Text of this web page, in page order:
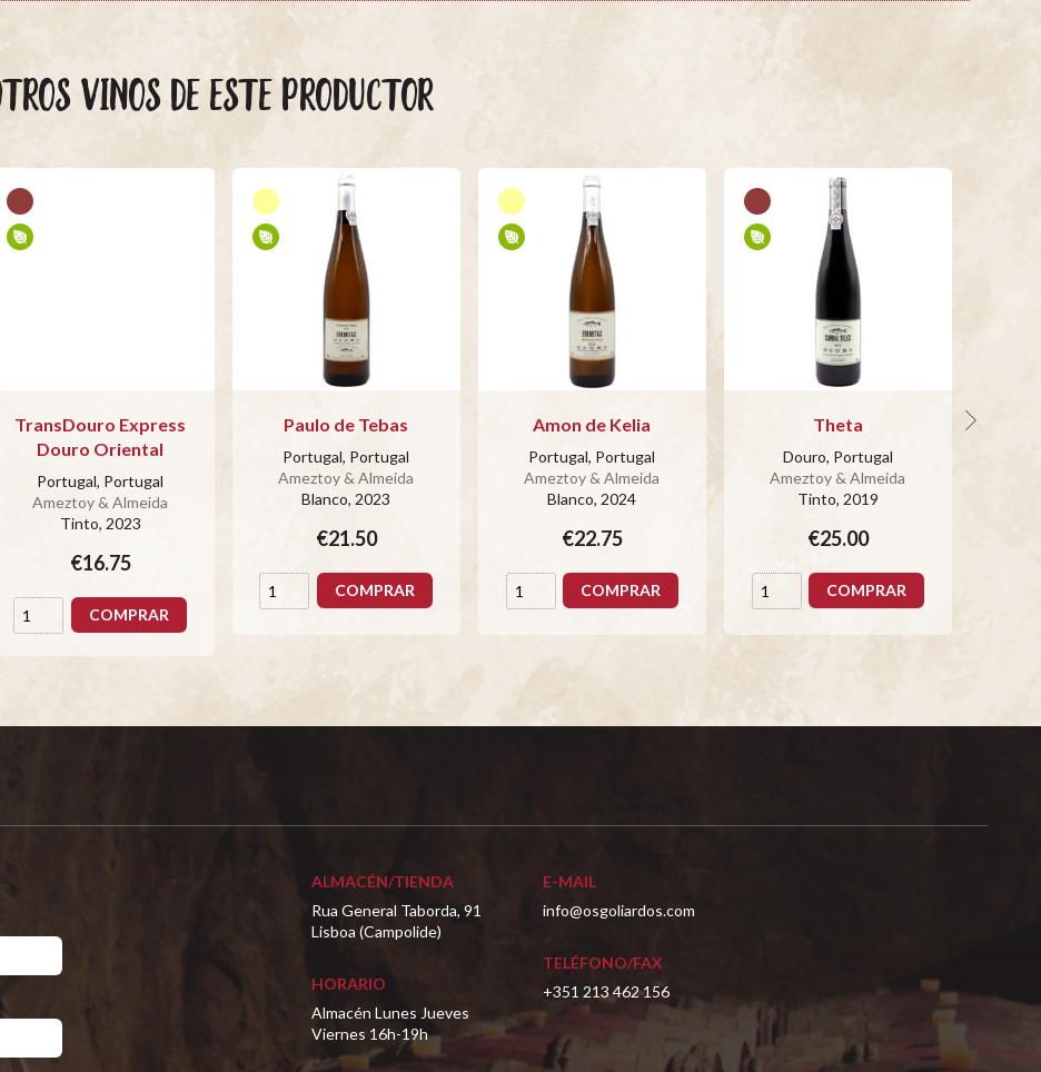
VINOS DE ESTE PRODUCTOR
TransDouro Express
Douro Oriental
Portugal, Portugal
Ameztoy & Almeida
Tinto, 2023
€16.75
COMPRAR
Paulo de Tebas
Portugal, Portugal
Ameztoy & Almeida
Blanco, 2023
€21.50
COMPRAR
Amon de Kelia
Portugal, Portugal
Ameztoy & Almeida
Blanco, 2024
€22.75
COMPRAR
Theta
Douro, Portugal
Ameztoy & Almeida
Tinto, 2019
€25.00
COMPRAR
ALMACÉN/TIENDA
Rua General Taborda, 91
Lisboa (Campolide)
HORARIO
Almacén Lunes Jueves
Viernes 16h-19h
E-MAIL
info@osgoliardos.com
TELÉFONO/FAX
+351 213 462 156